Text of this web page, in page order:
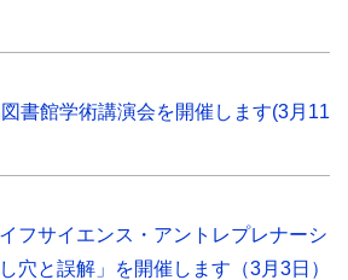
書館学術講演会を開催します(3月11
フサイエンス・アントレプレナーシ
穴と誤解」を開催します（3月3日）